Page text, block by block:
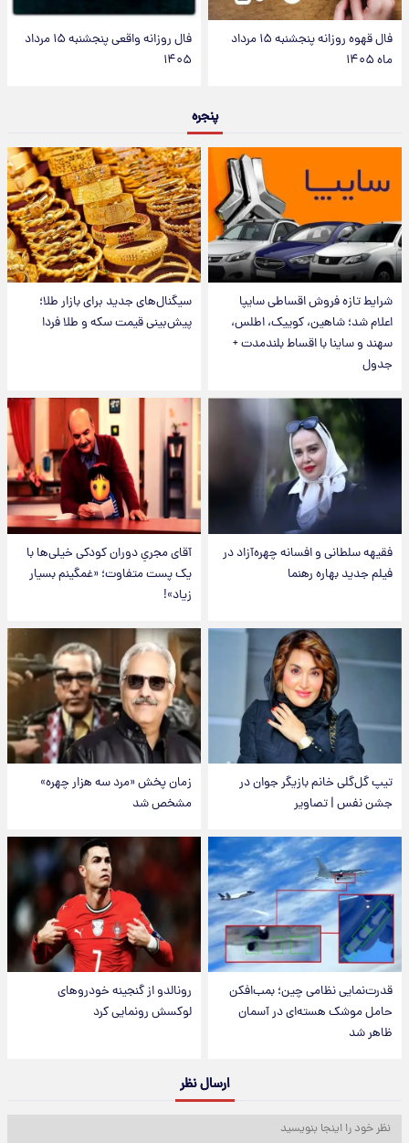
فال قهوه روزانه پنجشنبه ۱۵ مرداد
ماه ۱۴۰۵
فال روزانه واقعی پنجشنبه ۱۵ مرداد
۱۴۰۵
پنجره
شرایط تازه فروش اقساطی سایپا
اعلام شد؛ شاهین، کوییک، اطلس،
سهند و ساینا با اقساط بلندمدت +
جدول
سیگنال‌های جدید برای بازار طلا؛
پیش‌بینی قیمت سکه و طلا فردا
فقیهه سلطانی و افسانه چهره‌آزاد در
فیلم جدید بهاره رهنما
آقای مجریِ دوران کودکی خیلی‌ها با
یک پست متفاوت؛ «غمگینم بسیار
زیاد»!
تیپ گل‌گلی خانم بازیگر جوان در
جشن نفس | تصاویر
زمان پخش «مرد سه هزار چهره»
مشخص شد
قدرت‌نمایی نظامی چین؛ بمب‌افکن
حامل موشک هسته‌ای در آسمان
ظاهر شد
رونالدو از گنجینه خودروهای
لوکسش رونمایی کرد
ارسال نظر